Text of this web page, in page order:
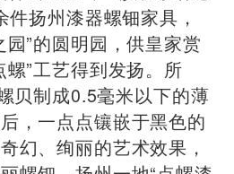
扬州漆器螺钿家具，
”的圆明园，供皇家赏
”工艺得到发扬。所
贝制成0.5毫米以下的薄
，一点点镶嵌于黑色的
幻、绚丽的艺术效果，